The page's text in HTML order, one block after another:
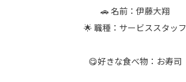
🚗 名前：伊藤大翔
🌟 職種：サービススタッフ
😋好きな食べ物：お寿司